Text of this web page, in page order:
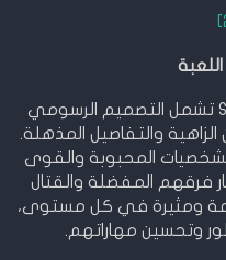
مزايا لعبة Slugterra Slug it Out 2 تشمل التصميم الرسومي
الزاهية والتفاصيل المذهلة.
المحبوبة والقوى
فرقهم المفضلة والقتال
ومثيرة في كل مستوى،
وتحسين مهاراتهم.